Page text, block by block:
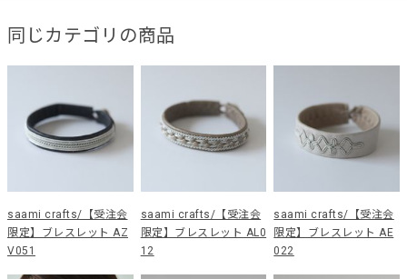
同じカテゴリの商品
saami crafts/【受注会
限定】ブレスレット AZ
V051
saami crafts/【受注会
限定】ブレスレット AL0
12
saami crafts/【受注会
限定】ブレスレット AE
022